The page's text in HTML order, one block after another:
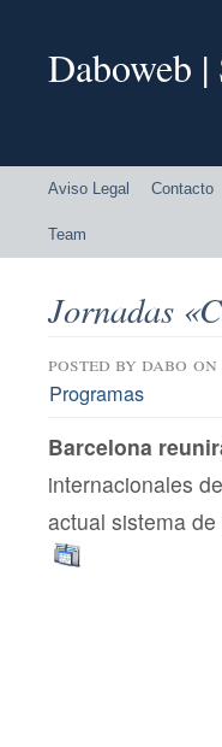
Daboweb
Aviso Legal Contacto
Team
Jornadas
posted by dabo on
Programas
Barcelona
internacionales
actual sistema